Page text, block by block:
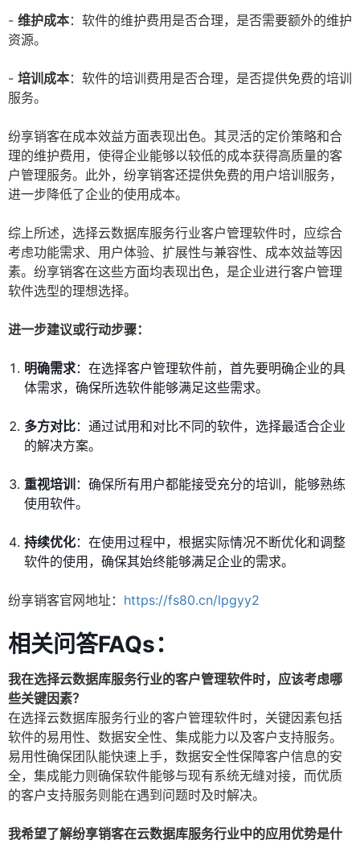
- 维护成本：软件的维护费用是否合理，是否需要额外的维护
资源。
- 培训成本：软件的培训费用是否合理，是否提供免费的培训
服务。
纷享销客在成本效益方面表现出色。其灵活的定价策略和合
理的维护费用，使得企业能够以较低的成本获得高质量的客
户管理服务。此外，纷享销客还提供免费的用户培训服务，
进一步降低了企业的使用成本。
综上所述，选择云数据库服务行业客户管理软件时，应综合
考虑功能需求、用户体验、扩展性与兼容性、成本效益等因
素。纷享销客在这些方面均表现出色，是企业进行客户管理
软件选型的理想选择。
进一步建议或行动步骤：
明确需求：在选择客户管理软件前，首先要明确企业的具
体需求，确保所选软件能够满足这些需求。
多方对比：通过试用和对比不同的软件，选择最适合企业
的解决方案。
重视培训 ：确保所有用户都能接受充分的培训，能够熟练
使用软件。
持续优化：在使用过程中，根据实际情况不断优化和调整
软件的使用，确保其始终能够满足企业的需求。
纷享销客官网地址： https://fs80.cn/lpgyy2
相关问答FAQs：
我在选择云数据库服务行业的客户管理软件时，应该考虑哪
些关键因素？
在选择云数据库服务行业的客户管理软件时，关键因素包括
软件的易用性、数据安全性、集成能力以及客户支持服务。
易用性确保团队能快速上手，数据安全性保障客户信息的安
全，集成能力则确保软件能够与现有系统无缝对接，而优质
的客户支持服务则能在遇到问题时及时解决。
我希望了解纷享销客在云数据库服务行业中的应用优势是什